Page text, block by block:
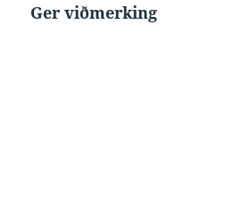
Ger viðmerking